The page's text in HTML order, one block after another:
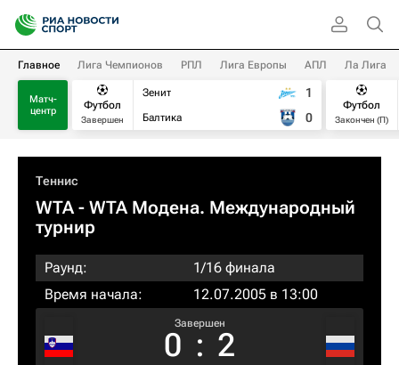
Главное Лига Чемпионов РПЛ Лига Европы АПЛ Ла Лига
Матч-
центр
Футбол
Завершен
Зенит
Балтика
1
0
Футбол
Закончен (П)
Теннис
WTA- WTA Модена. Международный
турнир
Раунд:
1/16 финала
Время начала:
12.07.2005 в 13:00
Завершен
0 : 2